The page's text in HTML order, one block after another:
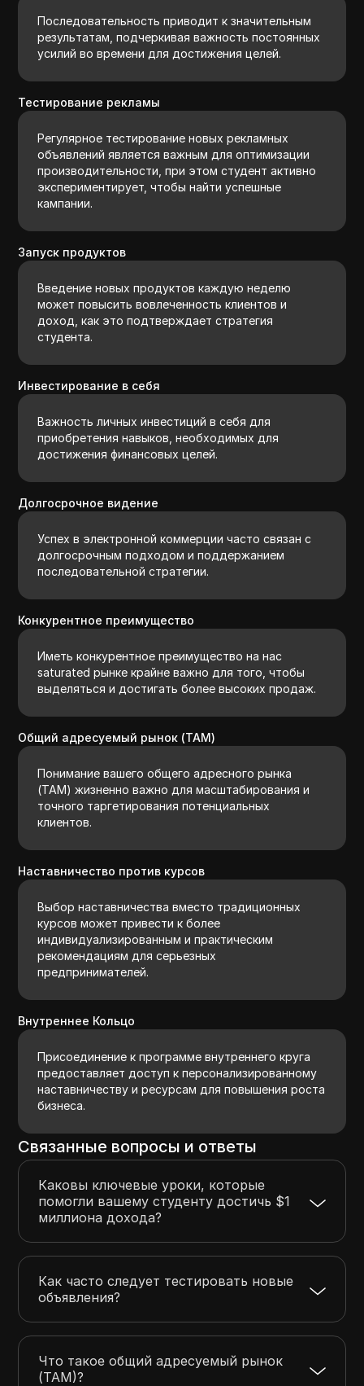
Последовательность приводит к значительным
результатам, подчеркивая важность постоянных
усилий во времени для достижения целей.
Тестирование рекламы
Регулярное тестирование новых рекламных
объявлений является важным для оптимизации
производительности, при этом студент активно
экспериментирует, чтобы найти успешные
кампании.
Запуск продуктов
Введение новых продуктов каждую неделю
может повысить вовлеченность клиентов и
доход, как это подтверждает стратегия
студента.
Инвестирование в себя
Важность личных инвестиций в себя для
приобретения навыков, необходимых для
достижения финансовых целей.
Долгосрочное видение
Успех в электронной коммерции часто связан с
долгосрочным подходом и поддержанием
последовательной стратегии.
Конкурентное преимущество
Иметь конкурентное преимущество на нас
saturated рынке крайне важно для того, чтобы
выделяться и достигать более высоких продаж.
Общий адресуемый рынок (TAM)
Понимание вашего общего адресного рынка
(TAM) жизненно важно для масштабирования и
точного таргетирования потенциальных
клиентов.
Наставничество против курсов
Выбор наставничества вместо традиционных
курсов может привести к более
индивидуализированным и практическим
рекомендациям для серьезных
предпринимателей.
Внутреннее Кольцо
Присоединение к программе внутреннего круга
предоставляет доступ к персонализированному
наставничеству и ресурсам для повышения роста
бизнеса.
Связанные вопросы и ответы
Каковы ключевые уроки, которые
помогли вашему студенту достичь $1
миллиона дохода?
Как часто следует тестировать новые
объявления?
Что такое общий адресуемый рынок
(TAM)?